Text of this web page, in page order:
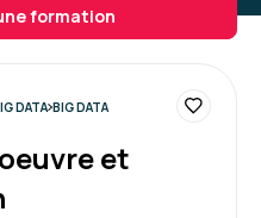
formation
DATA BIG DATA
et